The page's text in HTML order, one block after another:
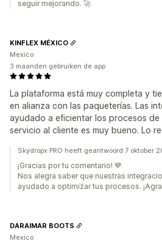
seguir mejorando. 🚀
La plataforma está muy completa y
en alianza con las paqueterías. Las
ayudado a eficientar los procesos de
servicio al cliente es muy bueno. Lo
KINFLEX MÉXICO
Mexico
3 maanden gebruiken de app
Skydropx PRO heeft geantwoord 7 oktober
¡Gracias por tu comentario! 💙
Nos alegra saber que nuestras
ayudado a optimizar tus procesos.
DARAIMAR BOOTS
Mexico